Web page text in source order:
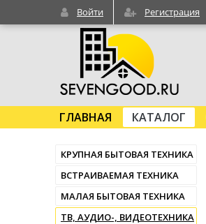
ГЛАВНАЯ КАТАЛОГ
КРУПНАЯ БЫТОВАЯ ТЕХНИКА
ВСТРАИВАЕМАЯ ТЕХНИКА
МАЛАЯ БЫТОВАЯ ТЕХНИКА
ТВ, АУДИО-, ВИДЕОТЕХНИКА
Войти Регистрация